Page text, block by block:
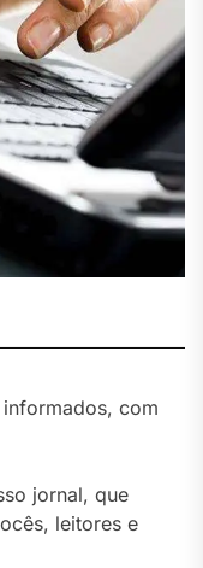
com
jornal, que
leitores e